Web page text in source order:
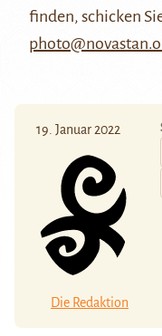
finden, schicken
19. Januar 2022
Die Redaktion